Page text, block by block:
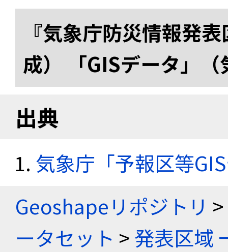
『気象庁防災情報発
成） 「GISデータ」
出典
気象庁「予報区等
Geoshapeリポジトリ >
ータセット >発表区域